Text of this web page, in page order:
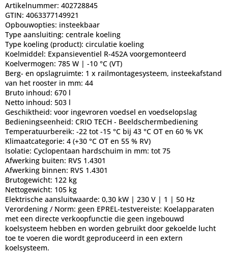
Artikelnummer: 402728845
GTIN: 4063377149921
Opbouwopties: insteekbaar
Type aansluiting: centrale koeling
Type koeling (product): circulatie koeling
Koelmiddel: Expansieventiel R-452A voorgemonteerd
Koelvermogen: 785 W | -10 °C (VT)
Berg- en opslagruimte: 1 x railmontagesysteem, insteekafstand
van het rooster in mm: 44
Bruto inhoud: 670 l
Netto inhoud: 503 l
Geschiktheid: voor ingevroren voedsel en voedselopslag
Bedieningseenheid: CRIO TECH - Beeldschermbediening
Temperatuurbereik: -22 tot -15 °C bij 43 °C OT en 60 % VK
Klimaatcategorie: 4 (+30 °C OT en 55 % RV)
Isolatie: Cyclopentaan hardschuim in mm: tot 75
Afwerking buiten: RVS 1.4301
Afwerking binnen: RVS 1.4301
Brutogewicht: 122 kg
Nettogewicht: 105 kg
Elektrische aansluitwaarde: 0,30 kW | 230 V | 1 | 50 Hz
Verordening / Norm: geen EPREL-testvereiste: Koelapparaten
met een directe verkoopfunctie die geen ingebouwd
koelsysteem hebben en worden gebruikt door gekoelde lucht
toe te voeren die wordt geproduceerd in een extern
koelsysteem.